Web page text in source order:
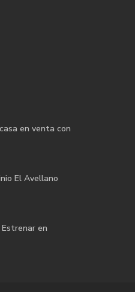
en venta con
El Avellano
en